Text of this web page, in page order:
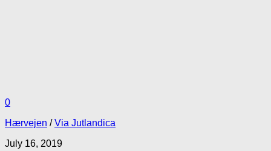
0
Hærvejen /Via Jutlandica
July 16, 2019